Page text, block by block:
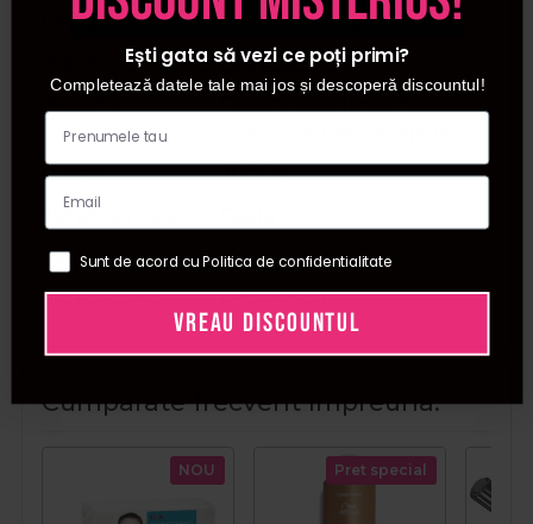
Categorii
Uscatoare de par
Babyliss Pro
Putere
2000W
Tip produs
Uscator par
Tip utilizare
Profesional
Cumparate frecvent impreuna:
NOU Pret special
Ești gata să vezi ce poți primi?
Completează datele tale mai jos și descoperă discountul!
Sunt de acord cu Politica de confidentialitate
VREAU DISCOUNTUL